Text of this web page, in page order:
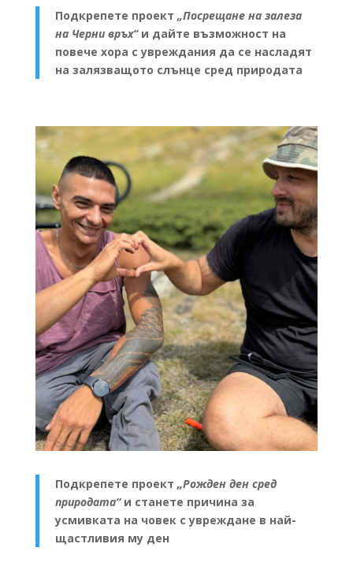
Подкрепете проект „Посрещане на залеза
на Черни връх“и дайте възможност на
повече хора с увреждания да се насладят
на залязващото слънце сред природата
Подкрепете проект „Рожден ден сред
природата“и станете причина за
усмивката на човек с увреждане в най-
щастливия му ден